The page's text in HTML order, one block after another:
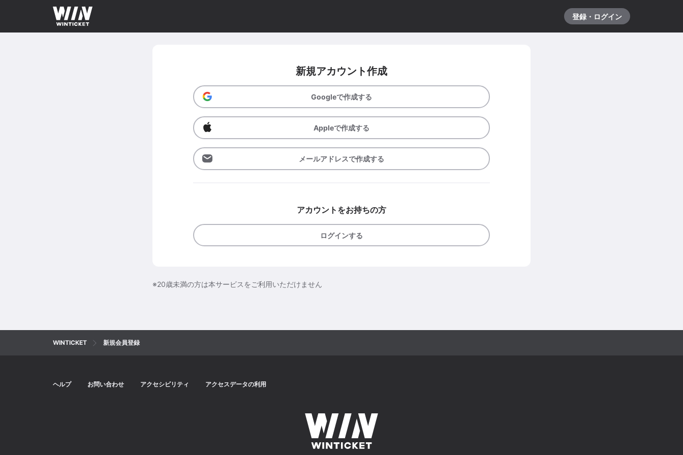
登録・ログイン
新規アカウント作成
Googleで作成する
Appleで作成する
メールアドレスで作成する
アカウントをお持ちの方
ログインする
※20歳未満の方は本サービスをご利用いただけません
WINTICKET 新規会員登録
ヘルプ お問い合わせ アクセシビリティ アクセスデータの利用